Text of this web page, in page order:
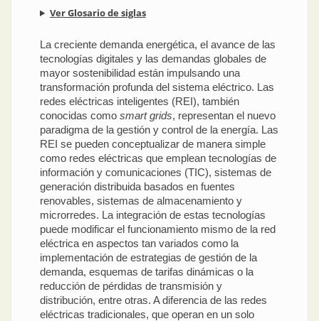
Ver Glosario de siglas
La creciente demanda energética, el avance de las
tecnologías digitales y las demandas globales de
mayor sostenibilidad están impulsando una
transformación profunda del sistema eléctrico. Las
redes eléctricas inteligentes (REI), también
conocidas como smart grids, representan el nuevo
paradigma de la gestión y control de la energía. Las
REI se pueden conceptualizar de manera simple
como redes eléctricas que emplean tecnologías de
información y comunicaciones (TIC), sistemas de
generación distribuida basados en fuentes
renovables, sistemas de almacenamiento y
microrredes. La integración de estas tecnologías
puede modificar el funcionamiento mismo de la red
eléctrica en aspectos tan variados como la
implementación de estrategias de gestión de la
demanda, esquemas de tarifas dinámicas o la
reducción de pérdidas de transmisión y
distribución, entre otras. A diferencia de las redes
eléctricas tradicionales, que operan en un solo